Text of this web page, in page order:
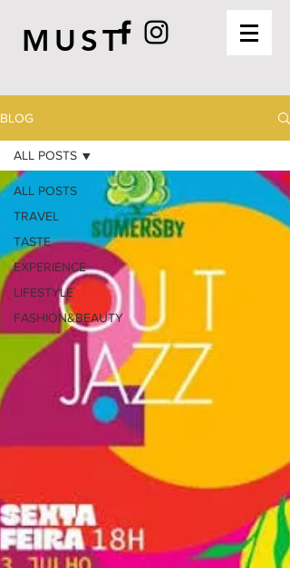
MUST
BLOG
ALL POSTS
TRAVEL
TASTE
EXPERIENCE
LIFESTYLE
FASHION&BEAUTY
ALL POSTS